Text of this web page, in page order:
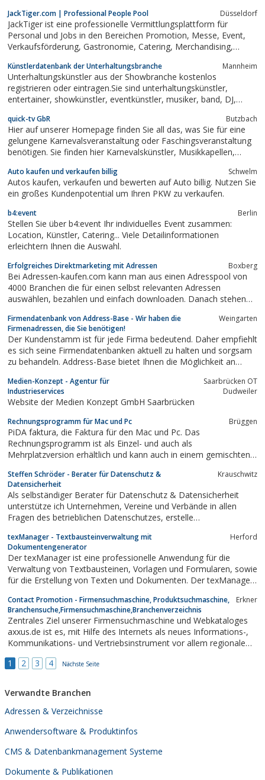
JackTiger.com | Professional People Pool Düsseldorf
JackTiger ist eine professionelle Vermittlungsplattform für
Personal und Jobs in den Bereichen Promotion, Messe, Event,
Verkaufsförderung, Gastronomie, Catering, Merchandising,
Künstlerdatenbank der Unterhaltungsbranche Mannheim
Unterhaltungskünstler aus der Showbranche kostenlos
registrieren oder eintragen.Sie sind unterhaltungskünstler,
entertainer, showkünstler, eventkünstler, musiker, band, DJ,
ein.
quick-tv GbR Butzbach
Hier auf unserer Homepage finden Sie all das, was Sie für eine
gelungene Karnevalsveranstaltung oder Faschingsveranstaltung
benötigen. Sie finden hier Karnevalskünstler, Musikkapellen,
Vereinszubehör, Dekorationsmittel für die Feierlichkeit und
sonstiges Zubehör....
Auto kaufen und verkaufen billig Schwelm
Autos kaufen, verkaufen und bewerten auf Auto billig. Nutzen Sie
ein großes Kundenpotential um Ihren PKW zu verkaufen.
b4:event Berlin
Stellen Sie über b4:event Ihr individuelles Event zusammen:
Location, Künstler, Catering... Viele Detailinformationen
erleichtern Ihnen die Auswahl.
Erfolgreiches Direktmarketing mit Adressen Boxberg
Bei Adressen-kaufen.com kann man aus einen Adresspool von
4000 Branchen die für einen selbst relevanten Adressen
auswählen, bezahlen und einfach downloaden. Danach stehen
Firmendatenbank von Address-Base - Wir haben die
Firmenadressen, die Sie benötigen!
Weingarten
Der Kundenstamm ist für jede Firma bedeutend. Daher empfiehlt
es sich seine Firmendatenbanken aktuell zu halten und sorgsam
zu behandeln. Address-Base bietet Ihnen die Möglichkeit an
können durch eine neue Marketing Aktion Ihren Kundenstamm
erweitern und auf Ihre Produkte...
Medien-Konzept - Agentur für
Industrieservices
Saarbrücken OT
Dudweiler
Website der Medien Konzept GmbH Saarbrücken
Rechnungsprogramm für Mac und Pc Brüggen
PiDA faktura, die Faktura für den Mac und Pc. Das
Rechnungsprogramm ist als Einzel- und auch als
Mehrplatzversion erhältlich und kann auch in einem gemischten
Steffen Schröder - Berater für Datenschutz &
Datensicherheit
Krauschwitz
Als selbständiger Berater für Datenschutz & Datensicherheit
unterstütze ich Unternehmen, Vereine und Verbände in allen
Fragen des betrieblichen Datenschutzes, erstelle
Bestellung zum externen betrieblichen Datenschutzbeauftragten
ist möglich.
texManager - Textbausteinverwaltung mit
Dokumentengenerator
Herford
Der texManager ist eine professionelle Anwendung für die
Verwaltung von Textbausteinen, Vorlagen und Formularen, sowie
für die Erstellung von Texten und Dokumenten. Der texManager
in windowsbasierte Programme wie Word, Excel und Outlook
integriert werden. Die...
Contact Promotion - Firmensuchmaschine, Produktsuchmaschine,
Branchensuche,Firmensuchmaschine,Branchenverzeichnis
Erkner
Zentrales Ziel unserer Firmensuchmaschine und Webkataloges
axxus.de ist es, mit Hilfe des Internets als neues Informations-,
Kommunikations- und Vertriebsinstrument vor allem regionale
unterstützen. Nutzen Sie unsere Firmensuchmaschine bei der
1 2 3 4 Nächste Seite
Verwandte Branchen
Adressen & Verzeichnisse
Anwendersoftware & Produktinfos
CMS & Datenbankmanagement Systeme
Dokumente & Publikationen